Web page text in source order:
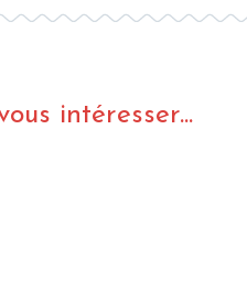
intéresser...